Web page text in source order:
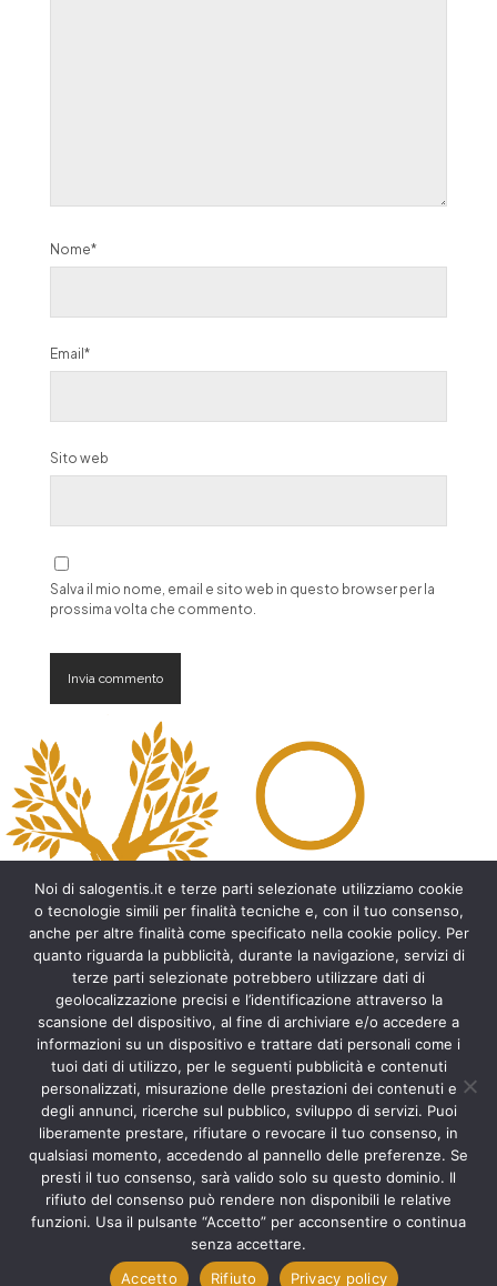
Nome*
Email*
Sito web
Salva il mio nome, email e sito web in questo browser per la
prossima volta che commento.
A
l
t
e
r
n
a
i
v
e
:
Archeologia del Salento
Cripte e ambienti rupestri del Salento
Leggende del Salento
Tradizioni e folklore del Salento
Arte del Salento
Personaggi illustri del Salento
Aneddoti e curiosità sul Salento
Libri del Salento
Ricette tipiche del Salento
Accad(d)e in agosto nel Salento
Itinerari del Salento
Noi di salogentis.it e terze parti selezionate utilizziamo cookie
o tecnologie simili per finalità tecniche e, con il tuo consenso,
anche per altre finalità come specificato nella cookie policy. Per
quanto riguarda la pubblicità, durante la navigazione, servizi di
terze parti selezionate potrebbero utilizzare dati di
geolocalizzazione precisi e l’identificazione attraverso la
scansione del dispositivo, al fine di archiviare e/o accedere a
informazioni su un dispositivo e trattare dati personali come i
tuoi dati di utilizzo, per le seguenti pubblicità e contenuti
personalizzati, misurazione delle prestazioni dei contenuti e
degli annunci, ricerche sul pubblico, sviluppo di servizi. Puoi
liberamente prestare, rifiutare o revocare il tuo consenso, in
qualsiasi momento, accedendo al pannello delle preferenze. Se
presti il tuo consenso, sarà valido solo su questo dominio. Il
rifiuto del consenso può rendere non disponibili le relative
funzioni. Usa il pulsante “Accetto” per acconsentire o continua
senza accettare.
Accetto
Rifiuto Privacy policy